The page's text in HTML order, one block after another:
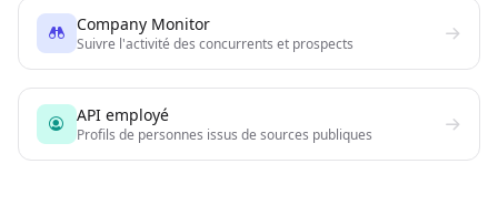
Company Monitor
Suivre l'activité des concurrents et prospects
API employé
Profils de personnes issus de sources publiques